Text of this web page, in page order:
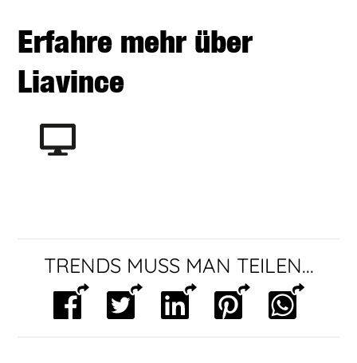
Erfahre mehr über
Liavince
TRENDS MUSS MAN TEILEN...